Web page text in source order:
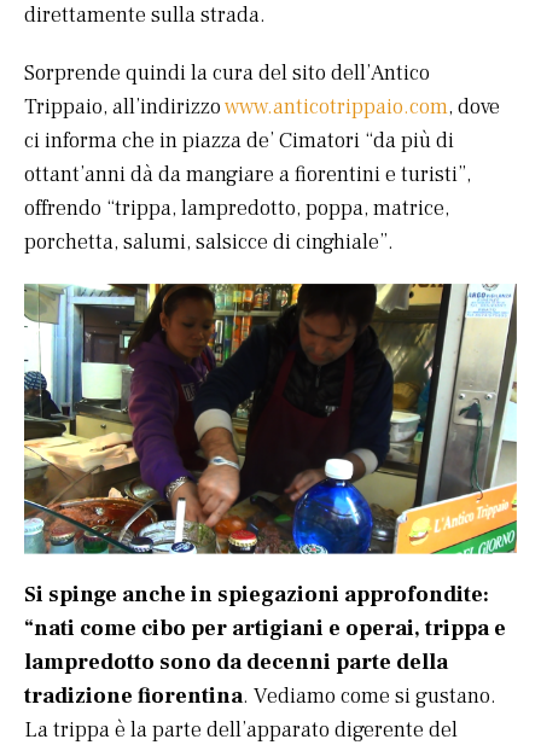
direttamente sulla strada.
Sorprende quindi la cura del sito dell’Antico
Trippaio, all’indirizzowww.anticotrippaio.com, dove
ci informa che in piazza de’ Cimatori “da più di
ottant’anni dà da mangiare a fiorentini e turisti”,
offrendo “trippa, lampredotto, poppa, matrice,
porchetta, salumi, salsicce di cinghiale”.
Si spinge anche in spiegazioni approfondite:
“nati come cibo per artigiani e operai, trippa e
lampredotto sono da decenni parte della
tradizione fiorentina. Vediamo come si gustano.
La trippa è la parte dell’apparato digerente del